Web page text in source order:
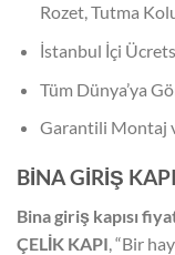
Rozet, Tutma
İstanbul İçi
Tüm Dünya’ya
Garantili Montaj
BİNA GİRİŞ
Bina giriş kapısı
ÇELİK KAPI , “Bir